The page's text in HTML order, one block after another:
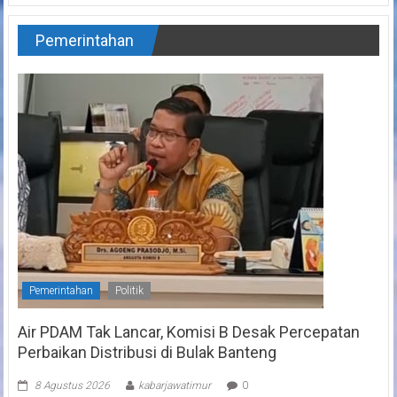
Pemerintahan
Pemerintahan Politik
Air PDAM Tak Lancar, Komisi B Desak Percepatan
Perbaikan Distribusi di Bulak Banteng
8 Agustus 2026 kabarjawatimur 0